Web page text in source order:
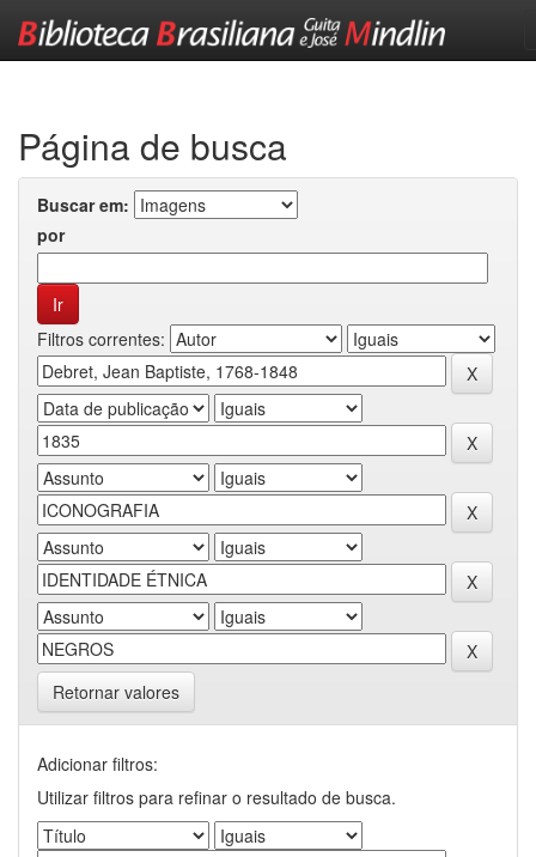
Página de busca
Buscar em:
por
Filtros correntes:
Retornar valores
Adicionar filtros:
Utilizar filtros para refinar o resultado de busca.